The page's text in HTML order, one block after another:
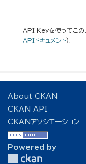
API Keyを使ってこの
APIドキュメント).
About CKAN
CKAN API
CKANアソシエーション
Powered by